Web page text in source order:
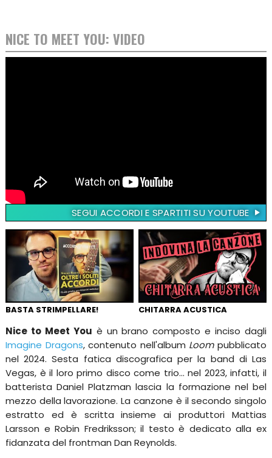
NICE TO MEET YOU: VIDEO
SEGUI ACCORDI E SPARTITI SU YOUTUBE
BASTA STRIMPELLARE! CHITARRA ACUSTICA
Nice to Meet You è un brano composto e inciso dagli
Imagine Dragons, contenuto nell'album Loompubblicato
nel 2024. Sesta fatica discografica per la band di Las
Vegas, è il loro primo disco come trio... nel 2023, infatti, il
batterista Daniel Platzman lascia la formazione nel bel
mezzo della lavorazione. La canzone è il secondo singolo
estratto ed è scritta insieme ai produttori Mattias
Larsson e Robin Fredriksson; il testo è dedicato alla ex
fidanzata del frontman Dan Reynolds.